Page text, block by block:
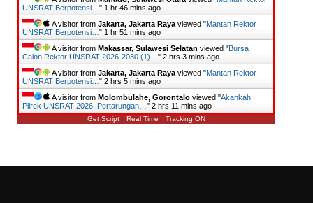
UNSRAT Berpotensi… " 1 hr 46 mins ago
A visitor from Jakarta, Jakarta Raya viewed "Mantan Rektor
UNSRAT Berpotensi… " 1 hr 51 mins ago
A visitor from Makassar, Sulawesi Selatan viewed "Bursa
Calon Rektor UNSRAT 2026-2030 (1)… " 2 hrs 3 mins ago
A visitor from Jakarta, Jakarta Raya viewed "Mantan Rektor
UNSRAT Berpotensi… " 2 hrs 5 mins ago
A visitor from Molombulahe, Gorontalo viewed "Akankah
Pilrek UNSRAT 2026, Pertarungan… " 2 hrs 11 mins ago
Get Script Real Time Tracking ON